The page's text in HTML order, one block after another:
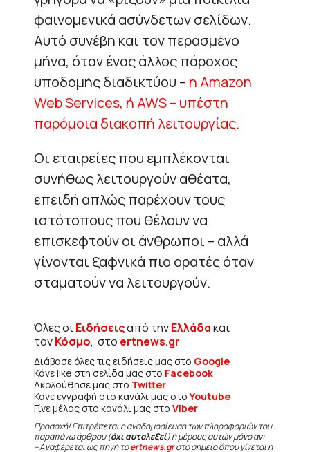
φαινομενικά ασύνδετων σελίδων.
Αυτό συνέβη και τον περασμένο
μήνα, όταν ένας άλλος πάροχος
υποδομής διαδικτύου – η Amazon
Web Services, ή AWS – υπέστη
παρόμοια διακοπή λειτουργίας.
Οι εταιρείες που εμπλέκονται
συνήθως λειτουργούν αθέατα,
επειδή απλώς παρέχουν τους
ιστότοπους που θέλουν να
επισκεφτούν οι άνθρωποι – αλλά
γίνονται ξαφνικά πιο ορατές όταν
σταματούν να λειτουργούν.
Όλες οιΕιδήσειςαπό τηνΕλλάδακαι
τονΚόσμο, στο ertnews.gr
Διάβασε όλες τις ειδήσεις μας στο Google
Κάνε like στη σελίδα μας στο Facebook
Ακολούθησε μας στο Twitter
Κάνε εγγραφή στο κανάλι μας στοYoutube
Γίνε μέλος στο κανάλι μας στο Viber
Προσοχή! Επιτρέπεται η αναδημοσίευση των πληροφοριών του
παραπάνω άρθρου (όχι αυτολεξεί) ή μέρους αυτών μόνο αν:
– Αναφέρεται ως πηγή τοertnews.grστο σημείο όπου γίνεται η